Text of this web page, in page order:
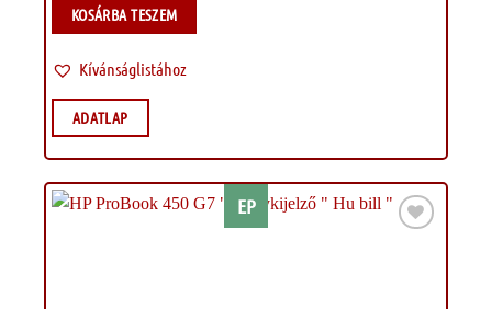
KOSÁRBA TESZEM
Kívánságlistához
ADATLAP
EP